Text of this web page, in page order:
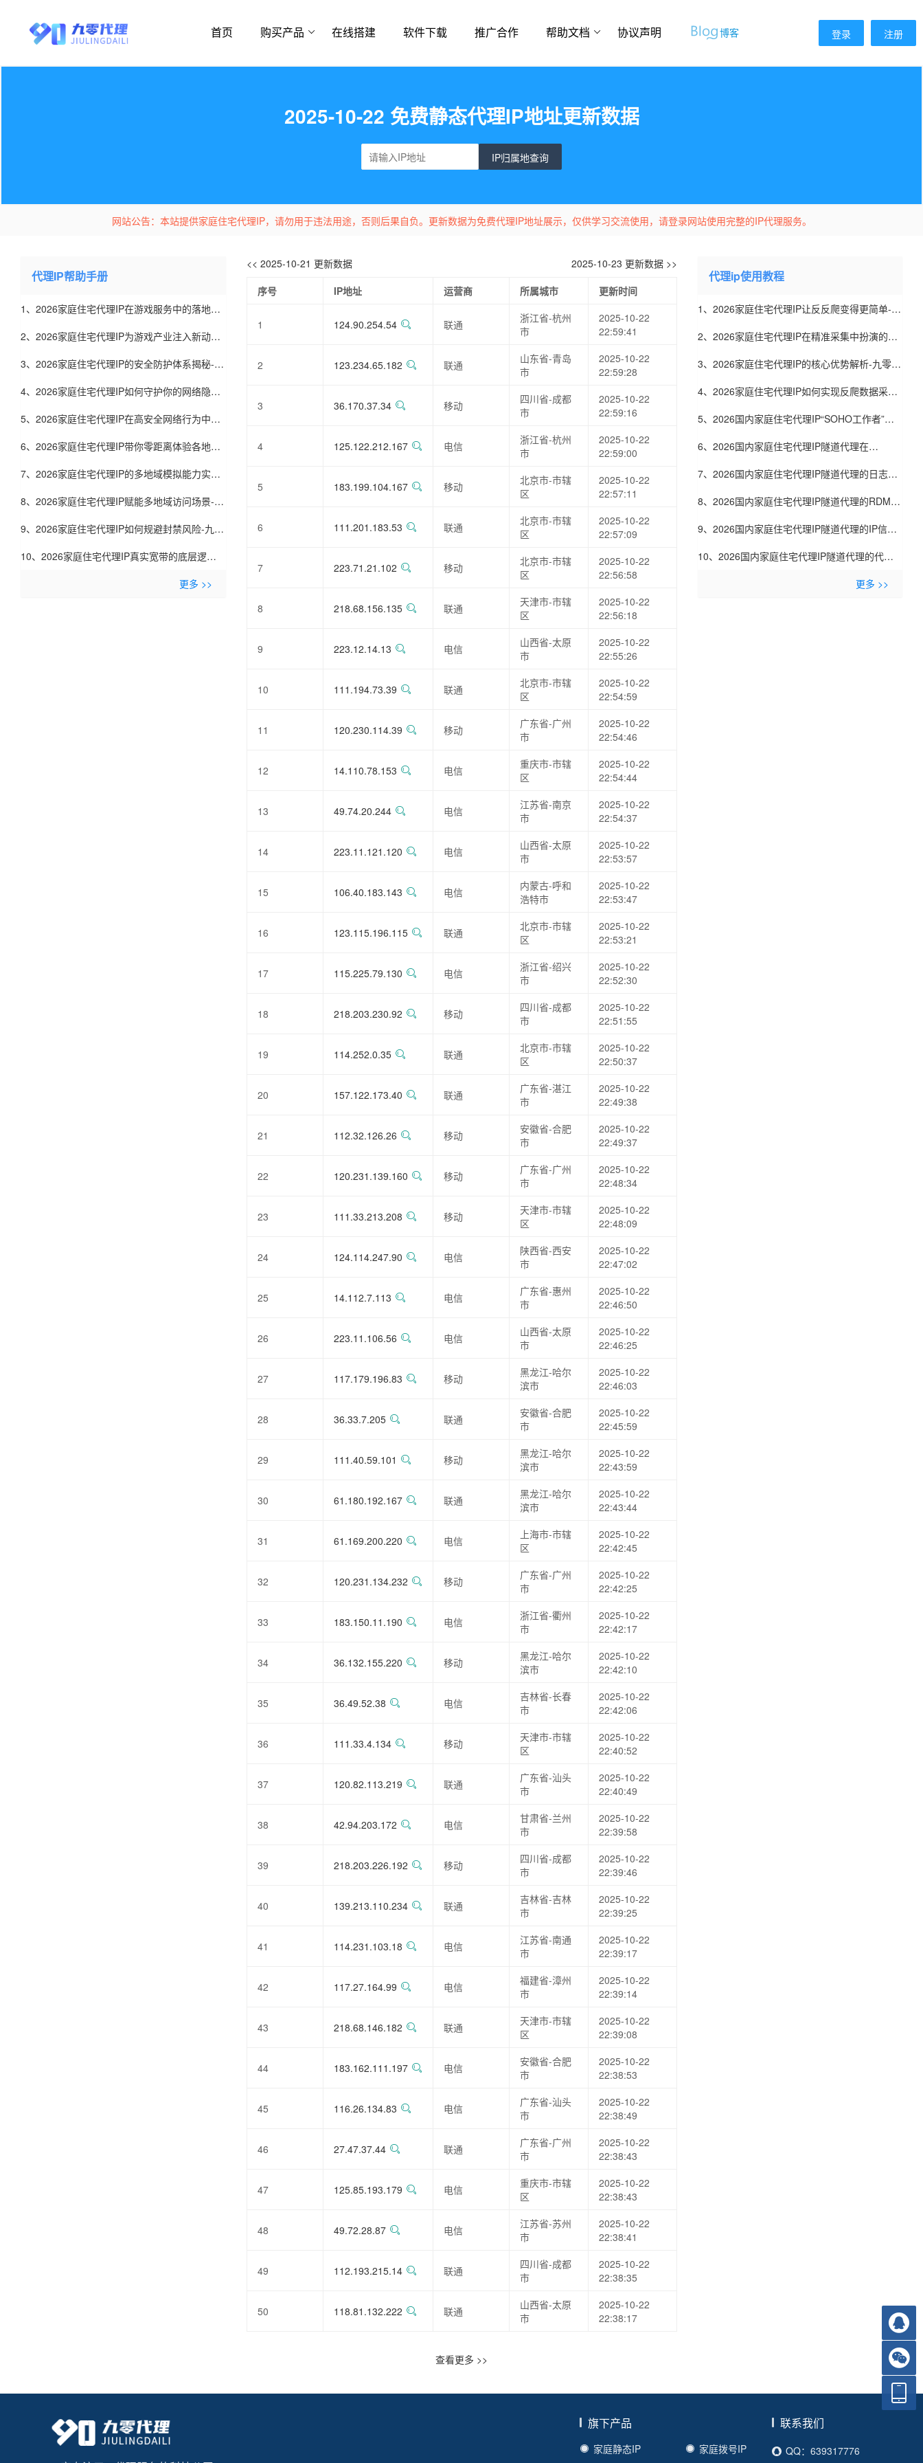
首页 购买产品 在线搭建 软件下载 推广合作 帮助文档 协议声明 博客 登录 注册
2025-10-22 免费静态代理IP地址更新数据
IP归属地查询
网站公告：本站提供家庭住宅代理IP，请勿用于违法用途，否则后果自负。更新数据为免费代理IP地址展示，仅供学习交流使用，请登录网站使用完整的IP代理服务。
代理IP帮助手册
1、2026家庭住宅代理IP在游戏服务中的落地实
践-九零代理
2、2026家庭住宅代理IP为游戏产业注入新动力-
九零代理
3、2026家庭住宅代理IP的安全防护体系揭秘-九
零代理
4、2026家庭住宅代理IP如何守护你的网络隐私-
九零代理
5、2026家庭住宅代理IP在高安全网络行为中的
价值-九零代理
6、2026家庭住宅代理IP带你零距离体验各地网
络-九零代理
7、2026家庭住宅代理IP的多地域模拟能力实测-
九零代理
8、2026家庭住宅代理IP赋能多地域访问场景-九
零代理
9、2026家庭住宅代理IP如何规避封禁风险-九零
代理
10、2026家庭住宅代理IP真实宽带的底层逻辑-
更多 >>
<< 2025-10-21 更新数据
2025-10-23 更新数据 >>
序号
IP地址 运营商 所属城市 更新时间
1 124.90.254.54 联通
浙江省-杭州
市
2025-10-22
22:59:41
2 123.234.65.182 联通
山东省-青岛
市
2025-10-22
22:59:28
3 36.170.37.34 移动
四川省-成都
市
2025-10-22
22:59:16
4 125.122.212.167 电信
浙江省-杭州
市
2025-10-22
22:59:00
5 183.199.104.167 移动
北京市-市辖
区
2025-10-22
22:57:11
6 111.201.183.53 联通
北京市-市辖
区
2025-10-22
22:57:09
7 223.71.21.102 移动
北京市-市辖
区
2025-10-22
22:56:58
8 218.68.156.135 联通
天津市-市辖
区
2025-10-22
22:56:18
9 223.12.14.13 电信
山西省-太原
市
2025-10-22
22:55:26
10 111.194.73.39 联通
北京市-市辖
区
2025-10-22
22:54:59
11 120.230.114.39 移动
广东省-广州
市
2025-10-22
22:54:46
12 14.110.78.153 电信
重庆市-市辖
区
2025-10-22
22:54:44
13 49.74.20.244 电信
江苏省-南京
市
2025-10-22
22:54:37
14 223.11.121.120 电信
山西省-太原
市
2025-10-22
22:53:57
15 106.40.183.143 电信
内蒙古-呼和
浩特市
2025-10-22
22:53:47
16 123.115.196.115 联通
北京市-市辖
区
2025-10-22
22:53:21
17 115.225.79.130 电信
浙江省-绍兴
市
2025-10-22
22:52:30
18 218.203.230.92 移动
四川省-成都
市
2025-10-22
22:51:55
19 114.252.0.35 联通
北京市-市辖
区
2025-10-22
22:50:37
20 157.122.173.40 联通
广东省-湛江
市
2025-10-22
22:49:38
21 112.32.126.26 移动
安徽省-合肥
市
2025-10-22
22:49:37
22 120.231.139.160 移动
广东省-广州
市
2025-10-22
22:48:34
23 111.33.213.208 移动
天津市-市辖
区
2025-10-22
22:48:09
24 124.114.247.90 电信
陕西省-西安
市
2025-10-22
22:47:02
25 14.112.7.113 电信
广东省-惠州
市
2025-10-22
22:46:50
26 223.11.106.56 电信
山西省-太原
市
2025-10-22
22:46:25
27 117.179.196.83 移动
黑龙江-哈尔
滨市
2025-10-22
22:46:03
28 36.33.7.205 联通
安徽省-合肥
市
2025-10-22
22:45:59
29 111.40.59.101 移动
黑龙江-哈尔
滨市
2025-10-22
22:43:59
30 61.180.192.167 联通
黑龙江-哈尔
滨市
2025-10-22
22:43:44
31 61.169.200.220 电信
上海市-市辖
区
2025-10-22
22:42:45
32 120.231.134.232 移动
广东省-广州
市
2025-10-22
22:42:25
33 183.150.11.190 电信
浙江省-衢州
市
2025-10-22
22:42:17
34 36.132.155.220 移动
黑龙江-哈尔
滨市
2025-10-22
22:42:10
35 36.49.52.38 电信
吉林省-长春
市
2025-10-22
22:42:06
36 111.33.4.134 移动
天津市-市辖
区
2025-10-22
22:40:52
37 120.82.113.219 联通
广东省-汕头
市
2025-10-22
22:40:49
38 42.94.203.172 电信
甘肃省-兰州
市
2025-10-22
22:39:58
39 218.203.226.192 移动
四川省-成都
市
2025-10-22
22:39:46
40 139.213.110.234 联通
吉林省-吉林
市
2025-10-22
22:39:25
41 114.231.103.18 电信
江苏省-南通
市
2025-10-22
22:39:17
42 117.27.164.99 电信
福建省-漳州
市
2025-10-22
22:39:14
43 218.68.146.182 联通
天津市-市辖
区
2025-10-22
22:39:08
44 183.162.111.197 电信
安徽省-合肥
市
2025-10-22
22:38:53
45 116.26.134.83 电信
广东省-汕头
市
2025-10-22
22:38:49
46 27.47.37.44 联通
广东省-广州
市
2025-10-22
22:38:43
47 125.85.193.179 电信
重庆市-市辖
区
2025-10-22
22:38:43
48 49.72.28.87 电信
江苏省-苏州
市
2025-10-22
22:38:41
49 112.193.215.14 联通
四川省-成都
市
2025-10-22
22:38:35
50 118.81.132.222 联通
山西省-太原
市
2025-10-22
22:38:17
查看更多 >>
代理ip使用教程
1、2026家庭住宅代理IP让反反爬变得更简单-九
零代理
2、2026家庭住宅代理IP在精准采集中扮演的角
色-九零代理
3、2026家庭住宅代理IP的核心优势解析-九零代
理
4、2026家庭住宅代理IP如何实现反爬数据采集-
九零代理
5、2026国内家庭住宅代理IP“SOHO工作者”口
碑：自由职业者眼中的好用代理-九零代理
6、2026国内家庭住宅代理IP隧道代理在
SimilarTech技术栈采集中的应用：网站技术分
析-九零代理
7、2026国内家庭住宅代理IP隧道代理的日志脱
敏技术：自动隐藏用户敏感信息-九零代理
8、2026国内家庭住宅代理IP隧道代理的RDMA
技术支持：数据中心内部零拷贝传输-九零代理
9、2026国内家庭住宅代理IP隧道代理的IP信誉
共享联盟：多家服务商共建黑名单库-九零代理
10、2026国内家庭住宅代理IP隧道代理的代理
池预热技术：采集任务开始前预连接IP-九零代理
更多 >>
旗下产品
家庭静态IP
家庭拨号IP
联系我们
QQ：639317776